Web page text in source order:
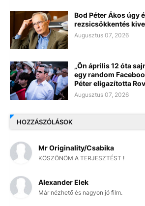
Bod Péter Ákos úgy
rezsicsökkentés
Augusztus 07, 2026
„Ön április 12 óta
egy random
Péter eligazította
Augusztus 07, 2026
HOZZÁSZÓLÁSOK
Mr Originality/Csabika
KÖSZÖNÖM A TERJESZTÉST !
Alexander Elek
Már nézhető és nagyon jó film.